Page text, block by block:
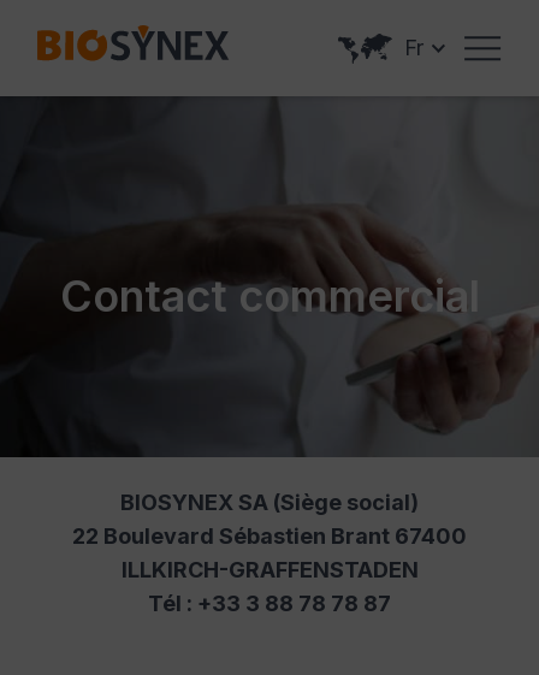
Fr
Contact commercial
BIOSYNEX SA (Siège social)
22 Boulevard Sébastien Brant 67400
ILLKIRCH-GRAFFENSTADEN
Tél : +33 3 88 78 78 87